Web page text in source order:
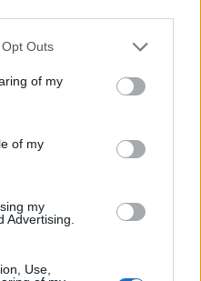
Outs
of my
of my
my
Advertising.
Use,
γκολ του
Μουντιάλ 1986